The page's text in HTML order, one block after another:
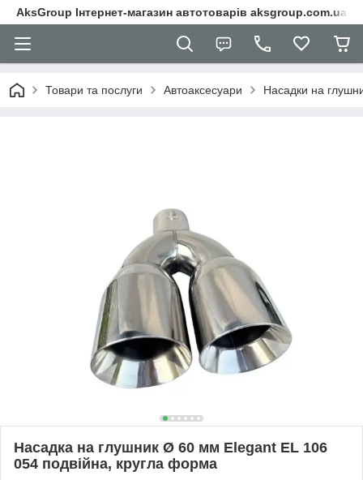
AksGroup Інтернет-магазин автотоварів aksgroup.com.ua
Товари та послуги Автоаксесуари Насадки на
Насадка на глушник Ø 60 мм Elegant EL 106
054 подвійна, кругла форма